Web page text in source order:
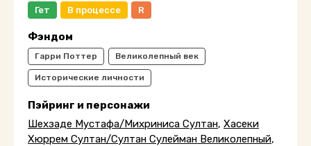
Гет В процессе R
Фэндом
Гарри Поттер Великолепный век
Исторические личности
Пэйринг и персонажи
Шехзаде Мустафа/Михриниса Султан, Хасеки
Хюррем Султан/Султан Сулейман Великолепный,